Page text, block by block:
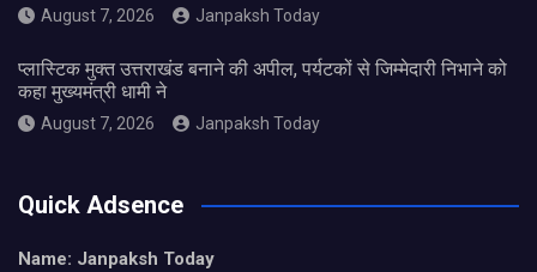
August 7, 2026 Janpaksh Today
प्लास्टिक मुक्त उत्तराखंड बनाने की अपील, पर्यटकों से जिम्मेदारी निभाने को
कहा मुख्यमंत्री धामी ने
August 7, 2026 Janpaksh Today
Quick Adsence
Name: Janpaksh Today